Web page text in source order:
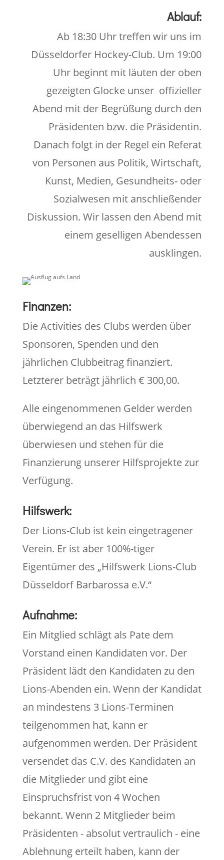
Ablauf:
Ab 18:30 Uhr treffen wir uns im
Düsseldorfer Hockey-Club. Um 19:00
Uhr beginnt mit läuten der oben
gezeigten Glocke unser offizieller
Abend mit der Begrüßung durch den
Präsidenten bzw. die Präsidentin.
Danach folgt in der Regel ein Referat
von Personen aus Politik, Wirtschaft,
Kunst, Medien, Gesundheits- oder
Sozialwesen mit anschließender
Diskussion. Wir lassen den Abend mit
einem geselligen Abendessen
ausklingen.
Finanzen:
Die Activities des Clubs werden über
Sponsoren, Spenden und den
jährlichen Clubbeitrag finanziert.
Letzterer beträgt jährlich € 300,00.
Alle eingenommenen Gelder werden
überwiegend an das Hilfswerk
überwiesen und stehen für die
Finanzierung unserer Hilfsprojekte zur
Verfügung.
Hilfswerk:
Der Lions-Club ist kein eingetragener
Verein. Er ist aber 100%-tiger
Eigentümer des „Hilfswerk Lions-Club
Düsseldorf Barbarossa e.V.“
Aufnahme:
Ein Mitglied schlägt als Pate dem
Vorstand einen Kandidaten vor. Der
Präsident lädt den Kandidaten zu den
Lions-Abenden ein. Wenn der Kandidat
an mindestens 3 Lions-Terminen
teilgenommen hat, kann er
aufgenommen werden. Der Präsident
versendet das C.V. des Kandidaten an
die Mitglieder und gibt eine
Einspruchsfrist von 4 Wochen
bekannt. Wenn 2 Mitglieder beim
Präsidenten - absolut vertraulich - eine
Ablehnung erteilt haben, kann der